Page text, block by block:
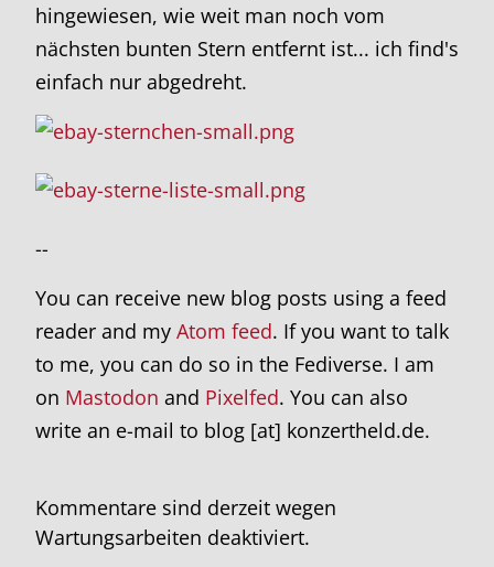
hingewiesen, wie weit man noch vom
nächsten bunten Stern entfernt ist... ich find's
einfach nur abgedreht.
--
You can receive new blog posts using a feed
reader and my Atom feed. If you want to talk
to me, you can do so in the Fediverse. I am
on Mastodon and Pixelfed. You can also
write an e-mail to blog [at] konzertheld.de.
Kommentare sind derzeit wegen
Wartungsarbeiten deaktiviert.